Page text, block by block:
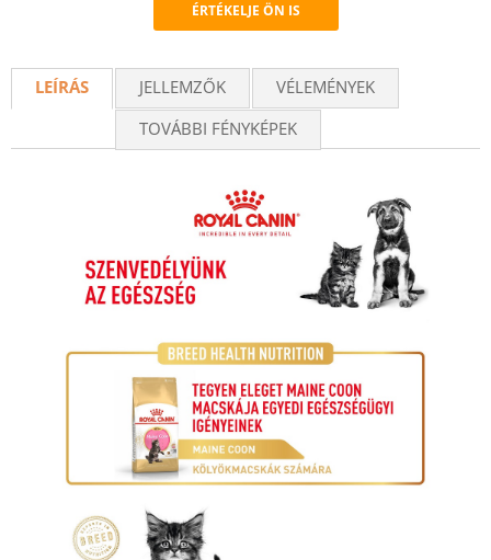
Recommend
ÉRTÉKELJE ÖN IS
LEÍRÁS JELLEMZŐK
VÉLEMÉNYEK
TOVÁBBI FÉNYKÉPEK